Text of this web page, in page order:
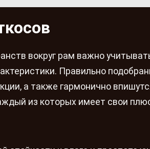
вокруг рам важно
Правильно
а также гармонично
из которых имеет свои